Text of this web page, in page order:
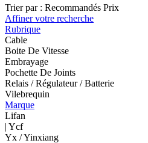
Trier par : Recommandés Prix
Affiner votre recherche
Rubrique
Cable
Boite De Vitesse
Embrayage
Pochette De Joints
Relais / Régulateur / Batterie
Vilebrequin
Marque
Lifan
| Ycf
Yx / Yinxiang